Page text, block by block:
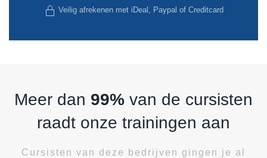
Veilig afrekenen met iDeal, Paypal of Creditcard
Meer dan 99% van de cursisten
raadt onze trainingen aan
Cursisten van deze bedrijven gingen je al